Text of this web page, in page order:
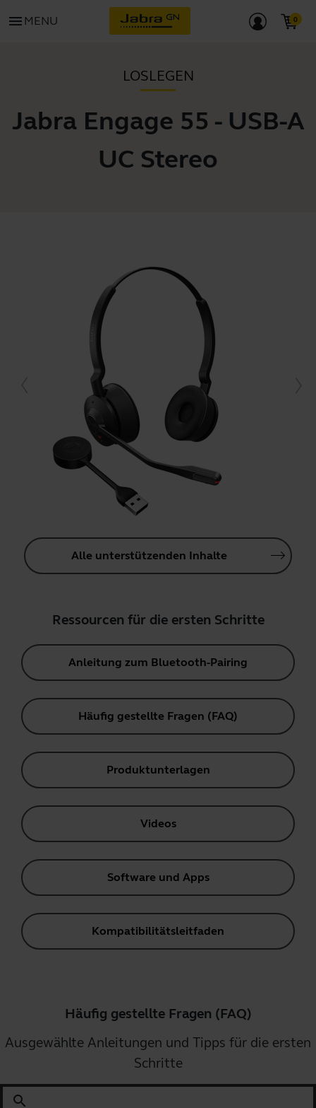
menu MENU
LOSLEGEN
Jabra Engage 55 - USB-A
UC Stereo
Alle unterstützenden Inhalte
Ressourcen für die ersten Schritte
Anleitung zum Bluetooth-Pairing
Häufig gestellte Fragen (FAQ)
Produktunterlagen
Videos
Software und Apps
Kompatibilitätsleitfaden
Häufig gestellte Fragen (FAQ)
Ausgewählte Anleitungen und Tipps für die ersten
Schritte
search